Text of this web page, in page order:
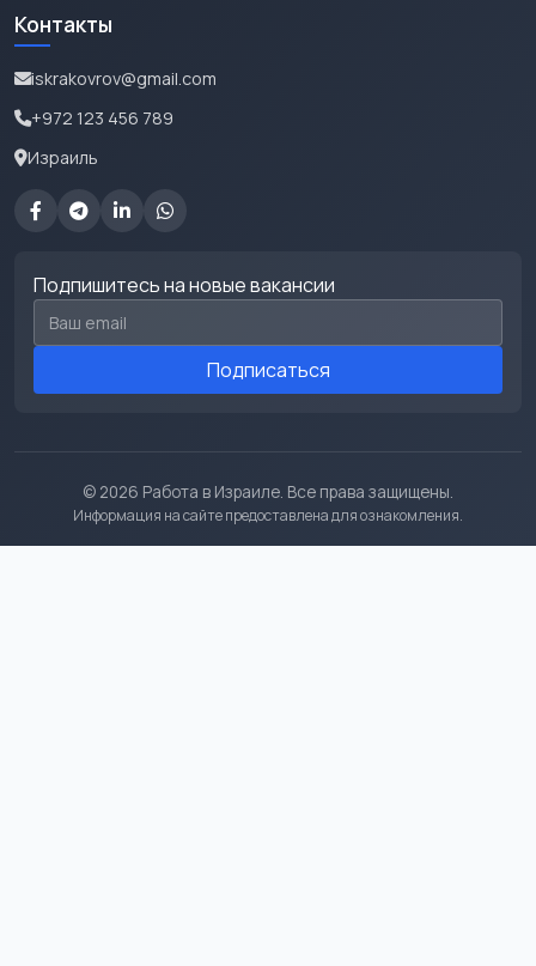
Контакты
iskrakovrov@gmail.com
+972 123 456 789
Израиль
Подпишитесь на новые вакансии
Email для подписки
Подписаться
© 2026 Работа в Израиле. Все права защищены.
Информация на сайте предоставлена для ознакомления.